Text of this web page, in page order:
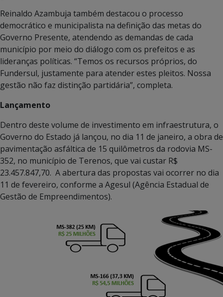
Reinaldo Azambuja também destacou o processo
democrático e municipalista na definição das metas do
Governo Presente, atendendo as demandas de cada
município por meio do diálogo com os prefeitos e as
lideranças políticas. “Temos os recursos próprios, do
Fundersul, justamente para atender estes pleitos. Nossa
gestão não faz distinção partidária”, completa.
Lançamento
Dentro deste volume de investimento em infraestrutura, o
Governo do Estado já lançou, no dia 11 de janeiro, a obra de
pavimentação asfáltica de 15 quilômetros da rodovia MS-
352, no município de Terenos, que vai custar R$
23.457.847,70. A abertura das propostas vai ocorrer no dia
11 de fevereiro, conforme a Agesul (Agência Estadual de
Gestão de Empreendimentos).